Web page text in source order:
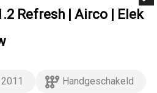
Refresh | Airco | Elek
2011
Handgeschakeld